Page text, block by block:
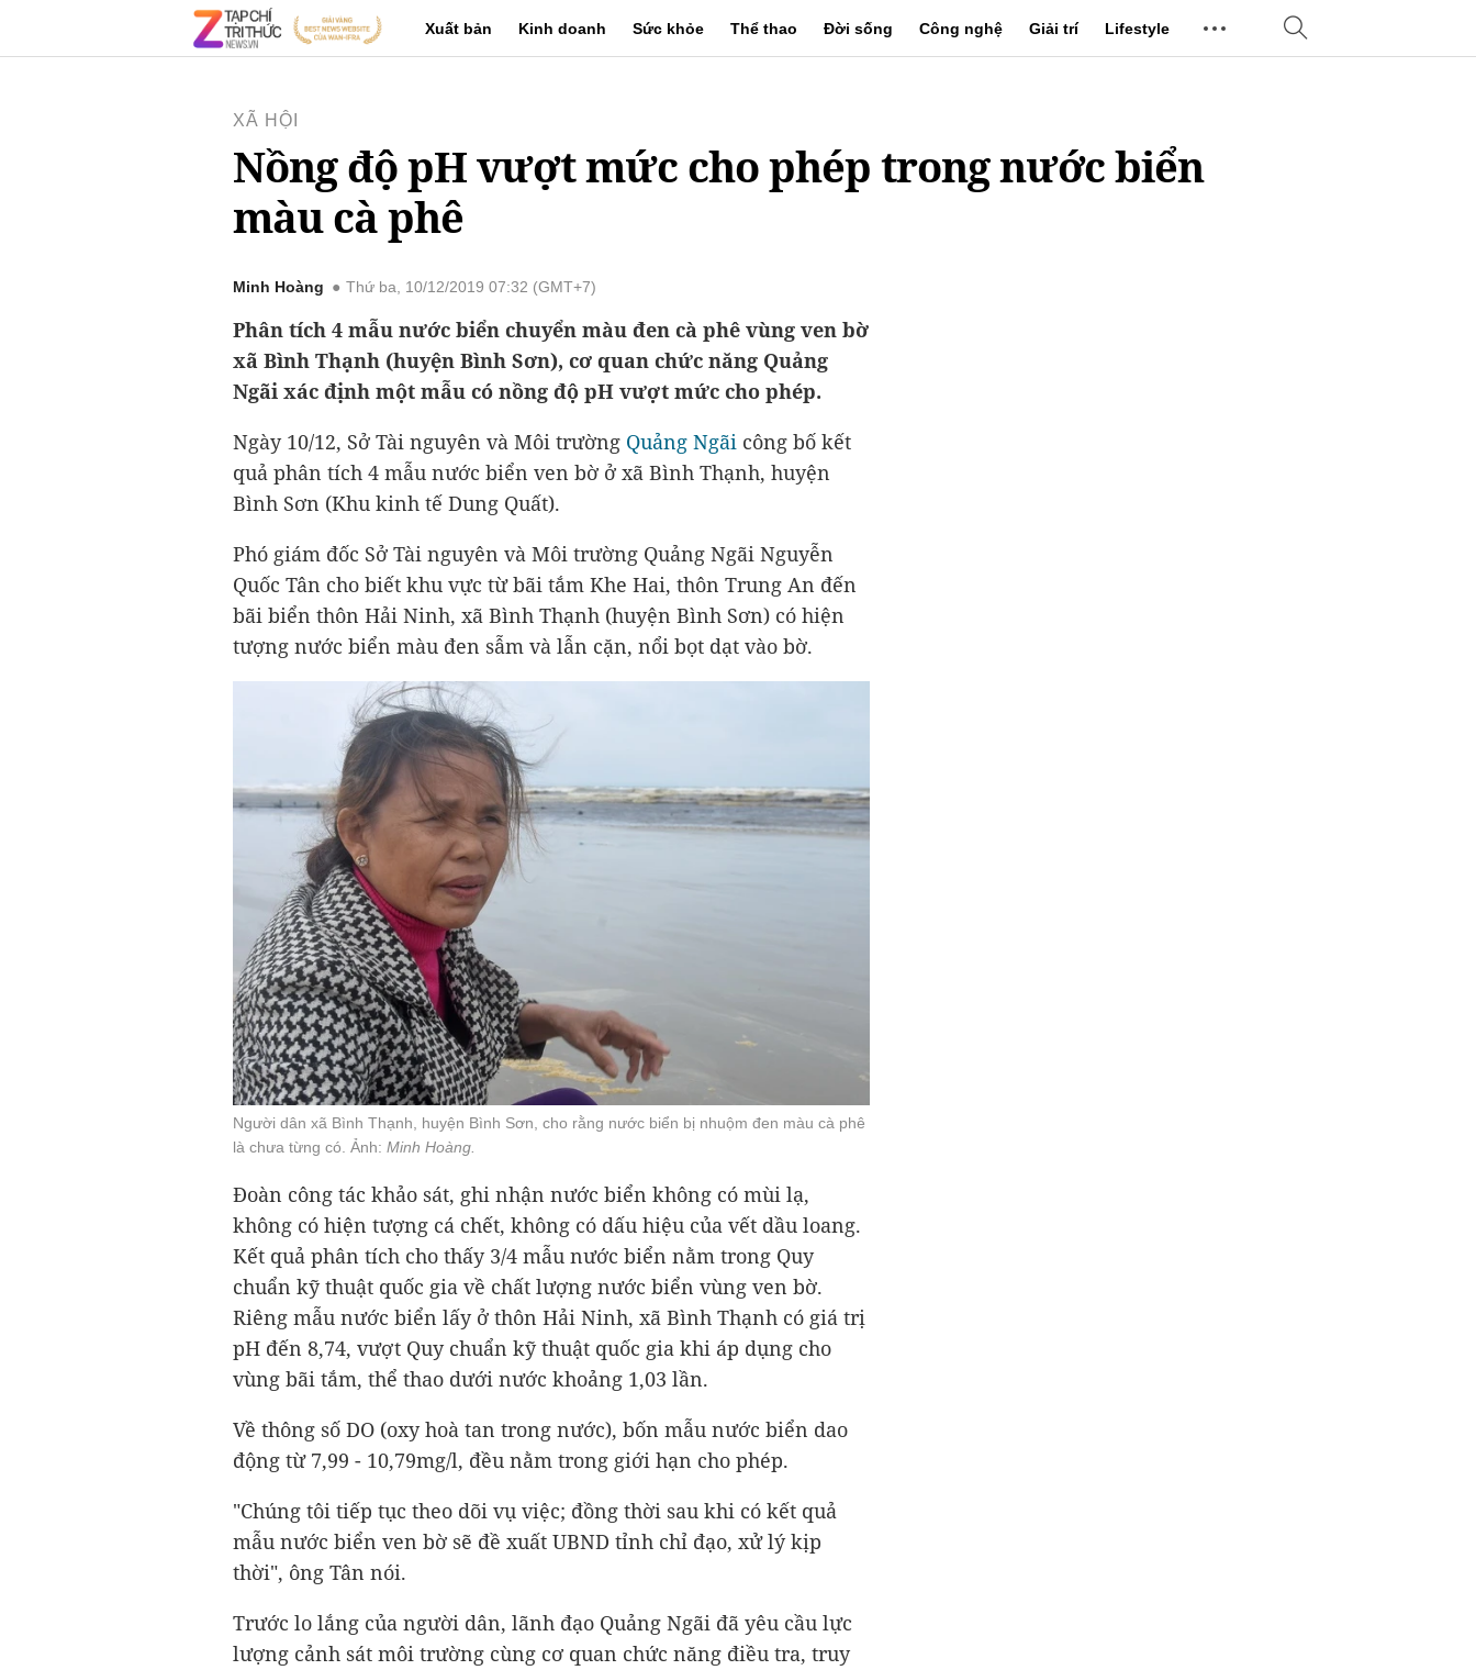
Xuất bản Kinh doanh Sức khỏe Thể thao Đời sống Công nghệ Giải trí Lifestyle
XÃ HỘI
Nồng độ pH vượt mức cho phép trong nước biển
màu cà phê
Minh Hoàng Thứ ba, 10/12/2019 07:32 (GMT+7)
Phân tích 4 mẫu nước biển chuyển màu đen cà phê vùng ven bờ
xã Bình Thạnh (huyện Bình Sơn), cơ quan chức năng Quảng
Ngãi xác định một mẫu có nồng độ pH vượt mức cho phép.
Ngày 10/12, Sở Tài nguyên và Môi trường Quảng Ngãi công bố kết
quả phân tích 4 mẫu nước biển ven bờ ở xã Bình Thạnh, huyện
Bình Sơn (Khu kinh tế Dung Quất).
Phó giám đốc Sở Tài nguyên và Môi trường Quảng Ngãi Nguyễn
Quốc Tân cho biết khu vực từ bãi tắm Khe Hai, thôn Trung An đến
bãi biển thôn Hải Ninh, xã Bình Thạnh (huyện Bình Sơn) có hiện
tượng nước biển màu đen sẫm và lẫn cặn, nổi bọt dạt vào bờ.
Người dân xã Bình Thạnh, huyện Bình Sơn, cho rằng nước biển bị nhuộm đen màu cà phê
là chưa từng có. Ảnh: Minh Hoàng.
Đoàn công tác khảo sát, ghi nhận nước biển không có mùi lạ,
không có hiện tượng cá chết, không có dấu hiệu của vết dầu loang.
Kết quả phân tích cho thấy 3/4 mẫu nước biển nằm trong Quy
chuẩn kỹ thuật quốc gia về chất lượng nước biển vùng ven bờ.
Riêng mẫu nước biển lấy ở thôn Hải Ninh, xã Bình Thạnh có giá trị
pH đến 8,74, vượt Quy chuẩn kỹ thuật quốc gia khi áp dụng cho
vùng bãi tắm, thể thao dưới nước khoảng 1,03 lần.
Về thông số DO (oxy hoà tan trong nước), bốn mẫu nước biển dao
động từ 7,99 - 10,79mg/l, đều nằm trong giới hạn cho phép.
"Chúng tôi tiếp tục theo dõi vụ việc; đồng thời sau khi có kết quả
mẫu nước biển ven bờ sẽ đề xuất UBND tỉnh chỉ đạo, xử lý kịp
thời", ông Tân nói.
Trước lo lắng của người dân, lãnh đạo Quảng Ngãi đã yêu cầu lực
lượng cảnh sát môi trường cùng cơ quan chức năng điều tra, truy